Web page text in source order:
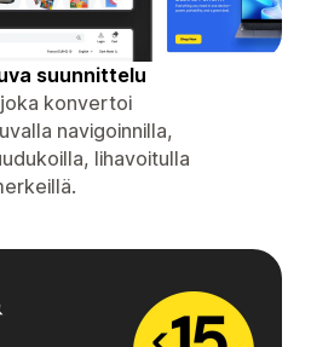
suunnittelu
konvertoi
navigoinnilla,
lihavoitulla